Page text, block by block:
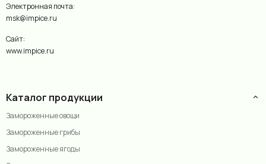
Электронная почта:
msk@impice.ru
Сайт:
www.impice.ru
Каталог продукции
Замороженные овощи
Замороженные грибы
Замороженные ягоды